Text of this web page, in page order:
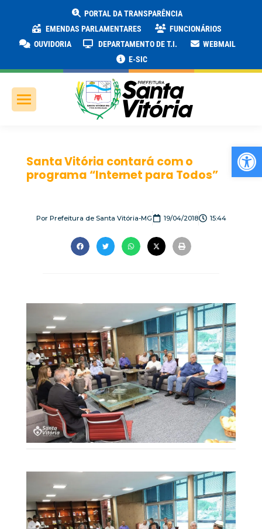
PORTAL DA TRANSPARÊNCIA
EMENDAS PARLAMENTARES
FUNCIONÁRIOS
OUVIDORIA
DEPARTAMENTO DE T.I.
WEBMAIL
E-SIC
Santa Vitória contará com o
programa “Internet para Todos”
PorPrefeitura de Santa Vitória-MG 19/04/2018 15:44